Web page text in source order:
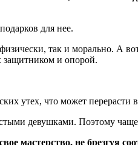
для нее.
так и морально. А
защитником и опорой.
утех, что может перерасти
девушками. Поэтому
мастерство, не брезгуя